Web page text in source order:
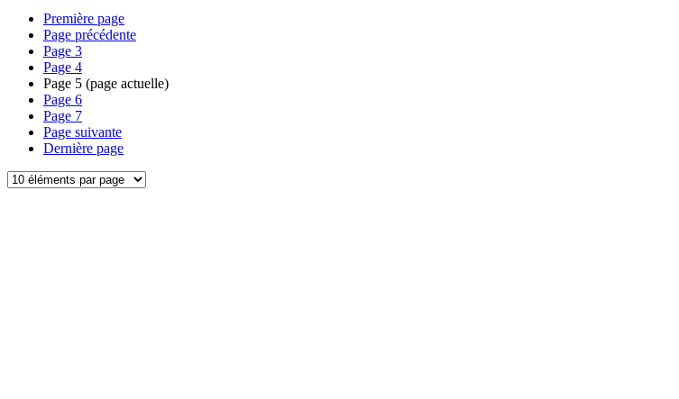
Première page
Page précédente
Page 3
Page 4
Page 5 (page actuelle)
Page 6
Page 7
Page suivante
Dernière page